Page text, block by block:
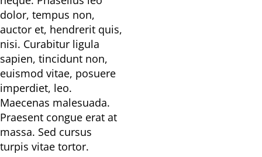
dolor, tempus non,
auctor et, hendrerit quis,
nisi. Curabitur ligula
sapien, tincidunt non,
euismod vitae, posuere
imperdiet, leo.
Maecenas malesuada.
Praesent congue erat at
massa. Sed cursus
turpis vitae tortor.